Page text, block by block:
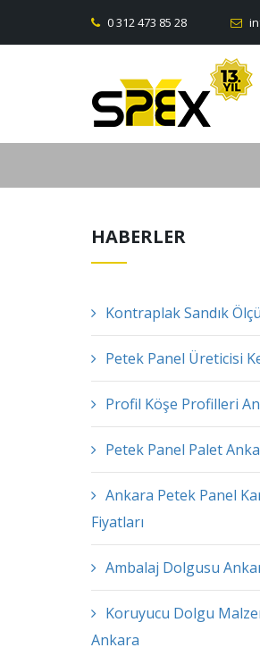
0 312 473 85 28
HABERLER
Kontraplak Sandık
Petek Panel Üreticisi
Profil Köşe Profilleri
Petek Panel Palet
Ankara Petek Panel
Fiyatları
Ambalaj Dolgusu
Koruyucu Dolgu
Ankara